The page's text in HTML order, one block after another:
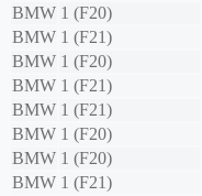
BMW 1 (F20)
BMW 1 (F21)
BMW 1 (F20)
BMW 1 (F21)
BMW 1 (F21)
BMW 1 (F20)
BMW 1 (F20)
BMW 1 (F21)